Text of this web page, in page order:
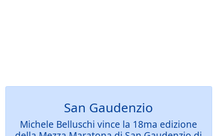
San Gaudenzio
Michele Belluschi vince la 18ma edizione